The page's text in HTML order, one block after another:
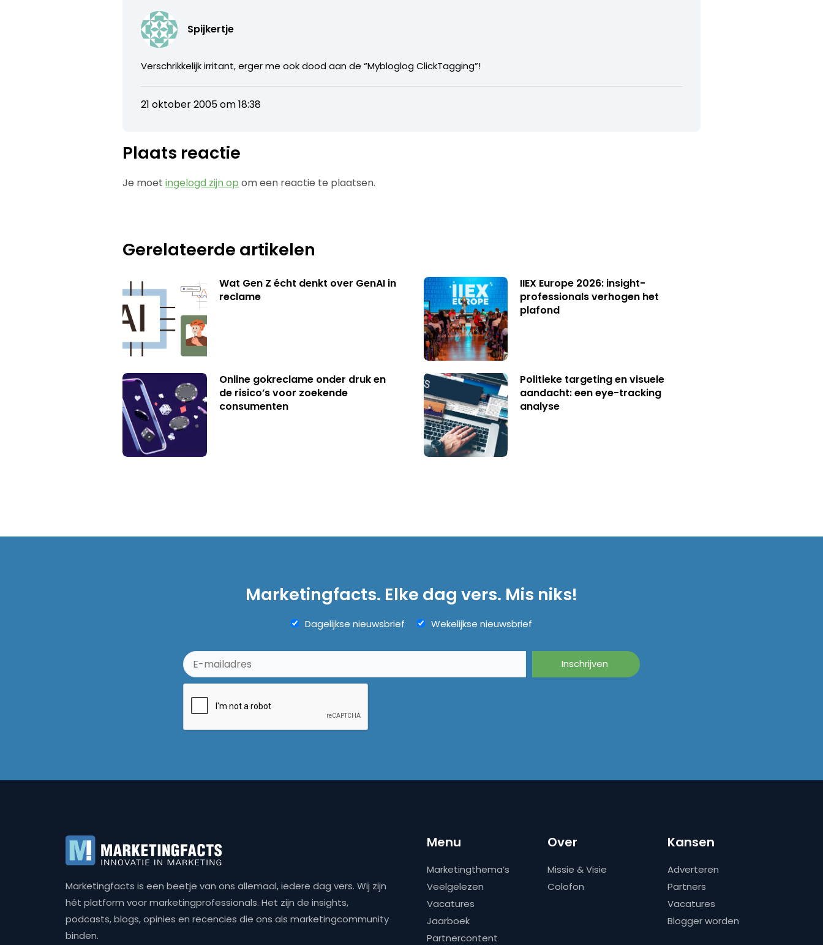
Spijkertje
Verschrikkelijk irritant, erger me ook dood aan de “Mybloglog ClickTagging”!
21 oktober 2005 om 18:38
Plaats reactie
Je moetingelogd zijn op om een reactie te plaatsen.
Gerelateerde artikelen
Wat Gen Z écht denkt over GenAI in
reclame
IIEX Europe 2026: insight-
professionals verhogen het
plafond
Online gokreclame onder druk en
de risico’s voor zoekende
consumenten
Politieke targeting en visuele
aandacht: een eye-tracking
analyse
Marketingfacts. Elke dag vers. Mis niks!
Dagelijkse nieuwsbrief Wekelijkse nieuwsbrief
Marketingfacts is een beetje van ons allemaal, iedere dag vers. Wij zijn
hét platform voor marketingprofessionals. Het zijn de insights,
podcasts, blogs, opinies en recencies die ons als marketingcommunity
binden.
Menu
Marketingthema’s
Veelgelezen
Vacatures
Jaarboek
Partnercontent
Over
Missie & Visie
Colofon
Kansen
Adverteren
Partners
Vacatures
Blogger worden